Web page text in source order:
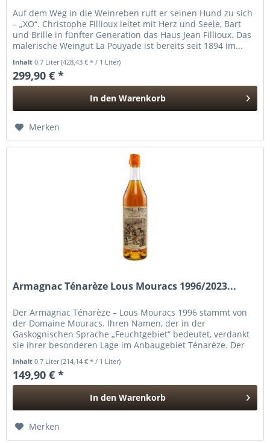
Auf dem Weg in die Weinreben ruft er seinen Hund zu sich
– „XO“. Christophe Fillioux leitet mit Herz und Seele, Bart
und Brille in fünfter Generation das Haus Jean Fillioux. Das
malerische Weingut La Pouyade ist bereits seit 1894 im...
Inhalt0.7 Liter(428,43 € * / 1 Liter)
299,90 € *
In den Warenkorb
Merken
Armagnac Ténarèze Lous Mouracs 1996/2023...
Der Armagnac Ténarèze – Lous Mouracs 1996 stammt von
der Domaine Mouracs. Ihren Namen, der in der
Gaskognischen Sprache „Feuchtgebiet“ bedeutet, verdankt
sie ihrer besonderen Lage im Anbaugebiet Ténarèze. Der
Inhalt0.7 Liter(214,14 € * / 1 Liter)
149,90 € *
In den Warenkorb
Merken